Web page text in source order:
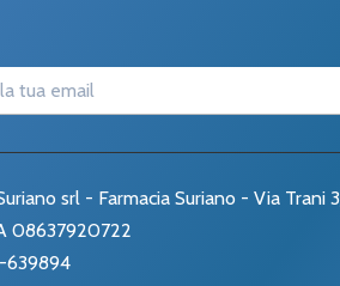
srl - Farmacia Suriano - Via Trani
08637920722
639894